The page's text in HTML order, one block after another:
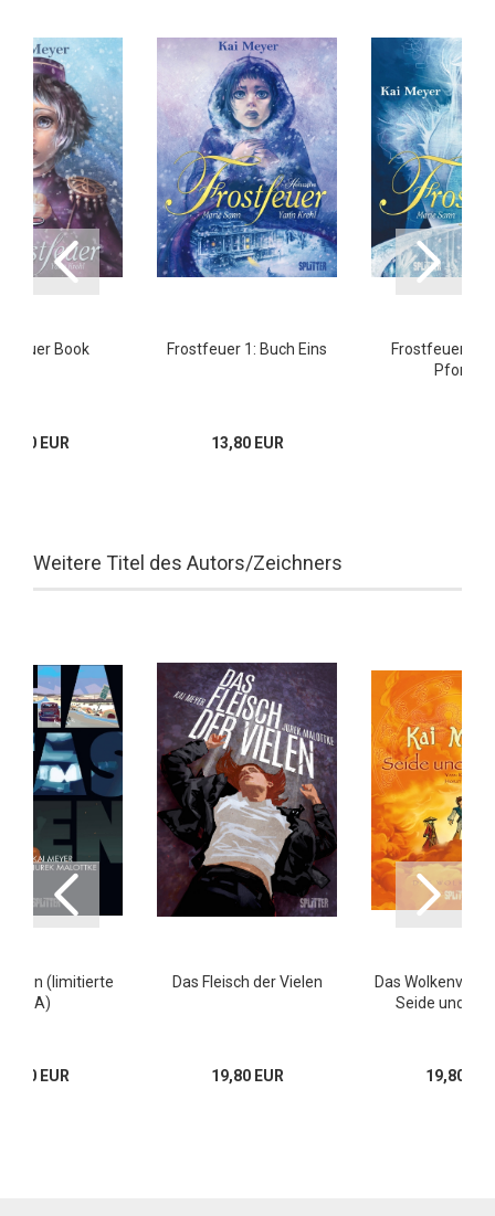
Book
EUR
Frostfeuer 1: Buch Eins
13,80 EUR
Frostfeuer 3:
Pforten
Weitere Titel des Autors/Zeichners
(limitierte
VZA)
EUR
Das Fleisch der Vielen
19,80 EUR
Das Wolkenvolk
Seide und
19,80